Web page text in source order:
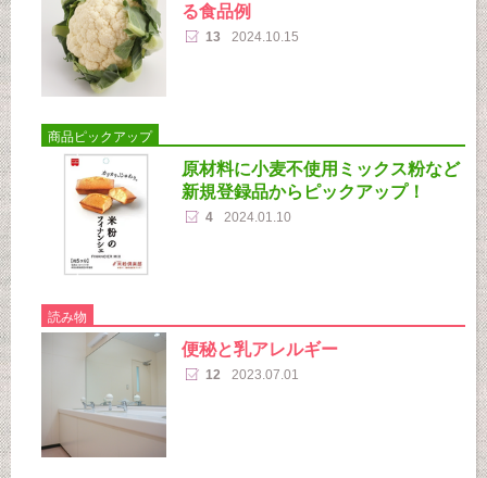
る食品例
13 2024.10.15
商品ピックアップ
原材料に小麦不使用ミックス粉など
新規登録品からピックアップ！
4 2024.01.10
読み物
便秘と乳アレルギー
12 2023.07.01